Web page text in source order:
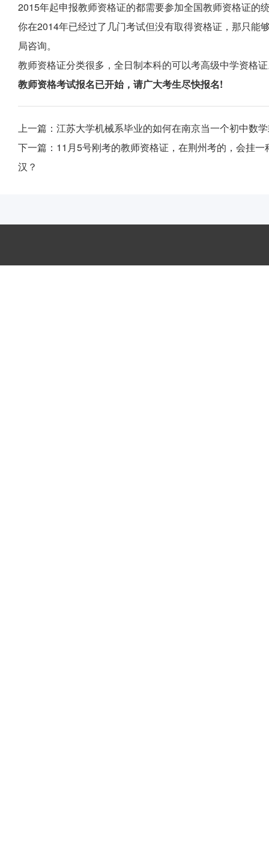
2015年起申报教师资格证的都需要参加全国教师资格证的
你在2014年已经过了几门考试但没有取得资格证，那只能
局咨询。
教师资格证分类很多，全日制本科的可以考高级中学资格
教师资格考试报名已开始，请广大考生尽快报名!
上一篇： 江苏大学机械系毕业的如何在南京当一个初中数
下一篇： 11月5号刚考的教师资格证，在荆州考的，会挂
汉？